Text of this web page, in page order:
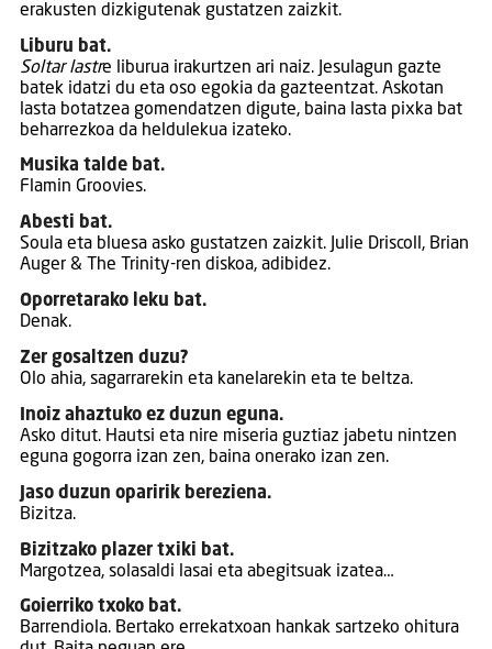
erakusten dizkigutenak gustatzen zaizkit.
Liburu bat.
Soltar lastre liburua irakurtzen ari naiz. Jesulagun gazte
batek idatzi du eta oso egokia da gazteentzat. Askotan
lasta botatzea gomendatzen digute, baina lasta pixka bat
beharrezkoa da heldulekua izateko.
Musika talde bat.
Flamin Groovies.
Abesti bat.
Soula eta bluesa asko gustatzen zaizkit. Julie Driscoll, Brian
Auger & The Trinity-ren diskoa, adibidez.
Oporretarako leku bat.
Denak.
Zer gosaltzen duzu?
Olo ahia, sagarrarekin eta kanelarekin eta te beltza.
Inoiz ahaztuko ez duzun eguna.
Asko ditut. Hautsi eta nire miseria guztiaz jabetu nintzen
eguna gogorra izan zen, baina onerako izan zen.
Jaso duzun oparirik bereziena.
Bizitza.
Bizitzako plazer txiki bat.
Margotzea, solasaldi lasai eta abegitsuak izatea…
Goierriko txoko bat.
Barrendiola. Bertako errekatxoan hankak sartzeko ohitura